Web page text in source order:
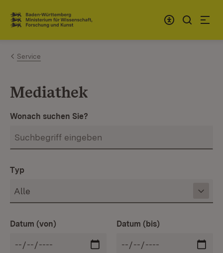
Zum Inhalt springen
Link zur Startseite
Service
Mediathek
Wonach suchen Sie?
Typ
Datum (von) Datum (bis)